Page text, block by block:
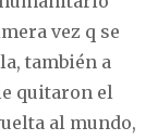
vez q se
también a
quitaron el
al mundo,